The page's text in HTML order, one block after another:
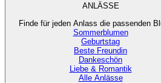
ANLÄSSE
Finde für jeden Anlass die passenden
Sommerblumen
Geburtstag
Beste Freundin
Dankeschön
Liebe & Romantik
Alle Anlässe